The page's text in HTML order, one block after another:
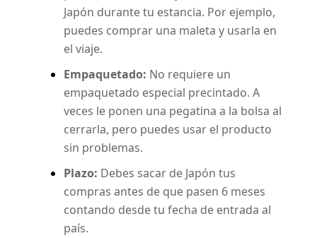
Japón durante tu estancia. Por ejemplo,
puedes comprar una maleta y usarla en
el viaje.
Empaquetado: No requiere un
empaquetado especial precintado. A
veces le ponen una pegatina a la bolsa al
cerrarla, pero puedes usar el producto
sin problemas.
Plazo: Debes sacar de Japón tus
compras antes de que pasen 6 meses
contando desde tu fecha de entrada al
país.